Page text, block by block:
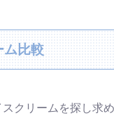
ム比較
クリームを探し求